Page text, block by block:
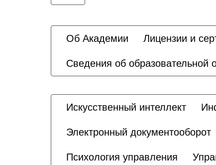
Об Академии Лицензии и
Сведения об образовательной
Искусственный интеллект
Электронный документооборот
Психология управления